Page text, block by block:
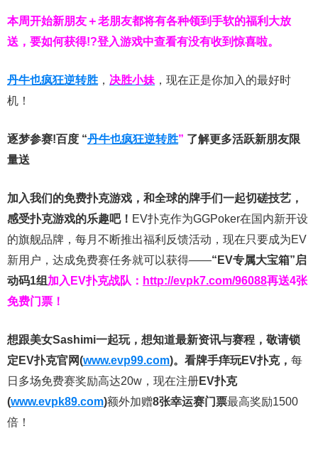
本周开始新朋友＋老朋友都将有各种领到手软的福利大放
送，要如何获得!?登入游戏中查看有没有收到惊喜啦。
丹牛也疯狂逆转胜 ， 决胜小妹 ，现在正是你加入的最好时
机！
逐梦参赛!百度 “丹牛也疯狂逆转胜” 了解更多活跃新朋友限
量送
加入我们的免费扑克游戏，和全球的牌手们一起切磋技艺，
感受扑克游戏的乐趣吧！ EV扑克作为GGPoker在国内新开设
的旗舰品牌，每月不断推出福利反馈活动，现在只要成为EV
新用户，达成免费赛任务就可以获得——“EV专属大宝箱”启
动码1组 加入EV扑克战队： http://evpk7.com/96088再送4张
免费门票！
想跟美女Sashimi一起玩， 想知道最新资讯与赛程， 敬请锁
定EV扑克官网(www.evp99.com)。 看牌手痒玩EV扑克， 每
日多场免费赛奖励高达20w，现在注册EV扑克
(www.evpk89.com)额外加赠8张幸运赛门票最高奖励1500
倍！